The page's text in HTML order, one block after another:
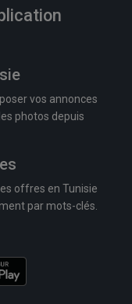
vos annonces
photos depuis
offres en Tunisie
par mots-clés.